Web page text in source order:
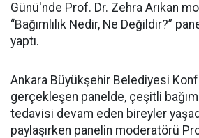
Günü'nde Prof. Dr. Zehra Arıkan
“Bağımlılık Nedir, Ne Değildir?”
yaptı.
Ankara Büyükşehir Belediyesi
gerçekleşen panelde, çeşitli
tedavisi devam eden bireyler
paylaşırken panelin moderatörü